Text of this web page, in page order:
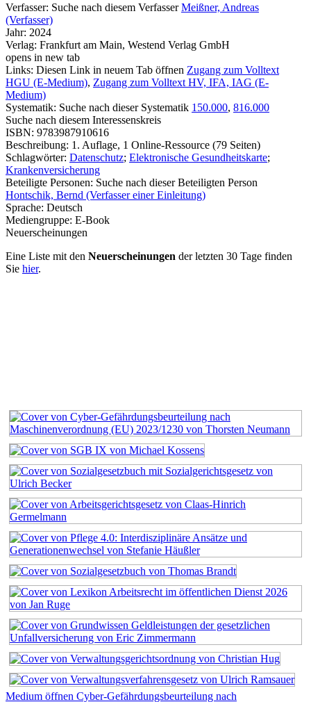
Verfasser: Suche nach diesem Verfasser Meißner, Andreas
(Verfasser)
Jahr: 2024
Verlag: Frankfurt am Main, Westend Verlag GmbH
opens in new tab
Links: Diesen Link in neuem Tab öffnen Zugang zum Volltext
HGU (E-Medium), Zugang zum Volltext HV, IFA, IAG (E-
Medium)
Systematik: Suche nach dieser Systematik 150.000, 816.000
Suche nach diesem Interessenskreis
ISBN: 9783987910616
Beschreibung: 1. Auflage, 1 Online-Ressource (79 Seiten)
Schlagwörter: Datenschutz; Elektronische Gesundheitskarte;
Krankenversicherung
Beteiligte Personen: Suche nach dieser Beteiligten Person
Hontschik, Bernd (Verfasser einer Einleitung)
Sprache: Deutsch
Mediengruppe: E-Book
Neuerscheinungen
Eine Liste mit den Neuerscheinungen der letzten 30 Tage finden
Sie hier.
Medium öffnen Cyber-Gefährdungsbeurteilung nach